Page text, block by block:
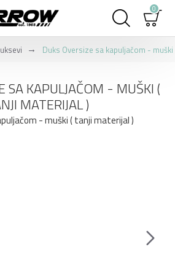
0
Duks Oversize sa kapuljačom -
SA KAPULJAČOM - MUŠKI (
MATERIJAL )